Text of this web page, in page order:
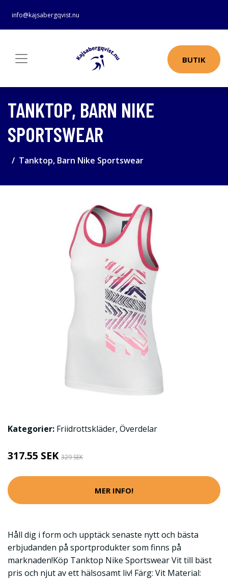
info@kajsabergqvist.nu
BUTIK
TANKTOP, BARN NIKE
SPORTSWEAR
Tanktop, Barn Nike Sportswear
Kategorier: Friidrottskläder, Överdelar
317.55 SEK 329 SEK
MER INFO!
Håll dig i form och upptäck senaste nytt och bästa
erbjudanden på sportprodukter som finns på
marknaden!Köp Tanktop Nike Sportswear Vit till bäst
pris och njut av ett hälsosamt liv! Färg: Vit Material: